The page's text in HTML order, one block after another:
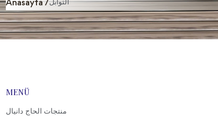
Anasayfa /التوابل
MENÜ
منتجات الحاج دانيال